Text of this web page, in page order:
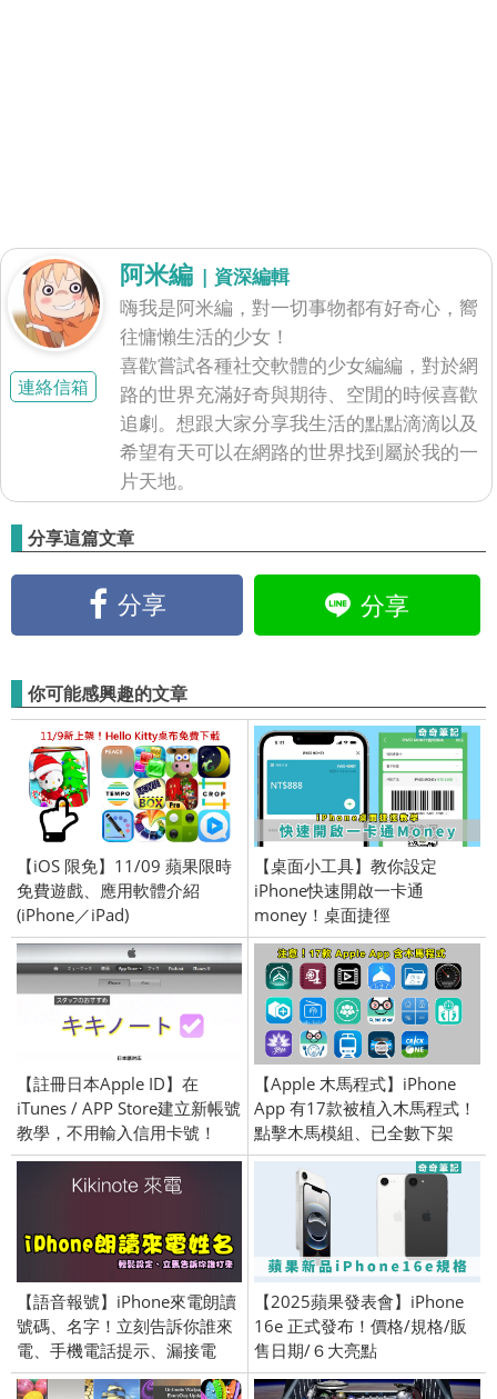
連絡信箱
阿米編 | 資深編輯
嗨我是阿米編，對一切事物都有好奇心，嚮
往慵懶生活的少女！
喜歡嘗試各種社交軟體的少女編編，對於網
路的世界充滿好奇與期待、空閒的時候喜歡
追劇。想跟大家分享我生活的點點滴滴以及
希望有天可以在網路的世界找到屬於我的一
片天地。
分享這篇文章
分享 分享
你可能感興趣的文章
【iOS 限免】11/09 蘋果限時
免費遊戲、應用軟體介紹
(iPhone／iPad)
【桌面小工具】教你設定
iPhone快速開啟一卡通
money！桌面捷徑
【註冊日本Apple ID】在
iTunes / APP Store建立新帳號
教學，不用輸入信用卡號！
【Apple 木馬程式】iPhone
App 有17款被植入木馬程式！
點擊木馬模組、已全數下架
【語音報號】iPhone來電朗讀
號碼、名字！立刻告訴你誰來
電、手機電話提示、漏接電
話、iPhone 全系列手機設定教
【2025蘋果發表會】iPhone
16e 正式發布！價格/規格/販
售日期/６大亮點